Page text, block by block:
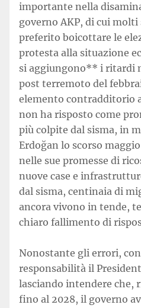
importante nella
governo AKP, di cui
preferito boicottare le
protesta alla situazione
si aggiungono** i ritardi
post terremoto del
elemento contradditorio
non ha risposto come
più colpite dal sisma, in
Erdoğan lo scorso
nelle sue promesse di
nuove case e
dal sisma, centinaia di
ancora vivono in tende,
chiaro fallimento di
Nonostante gli errori,
responsabilità il
lasciando intendere che,
fino al 2028, il governo